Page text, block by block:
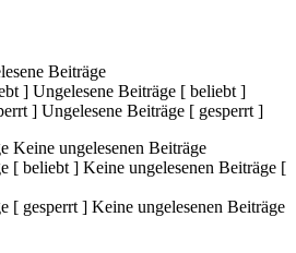
Beiträge
] Ungelesene Beiträge [ beliebt ]
] Ungelesene Beiträge [ gesperrt ]
Keine ungelesenen Beiträge
[ beliebt ] Keine ungelesenen Beiträge [
[ gesperrt ] Keine ungelesenen Beiträge